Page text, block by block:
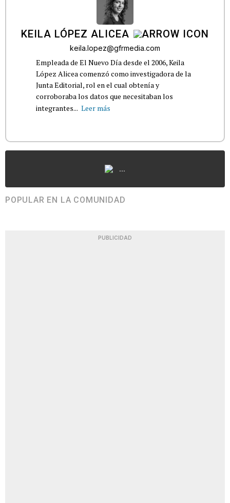
KEILA LÓPEZ ALICEA
keila.lopez@gfrmedia.com
Empleada de El Nuevo Día desde el 2006, Keila
López Alicea comenzó como investigadora de la
Junta Editorial, rol en el cual obtenía y
corroboraba los datos que necesitaban los
integrantes... Leer más
...
POPULAR EN LA COMUNIDAD
PUBLICIDAD